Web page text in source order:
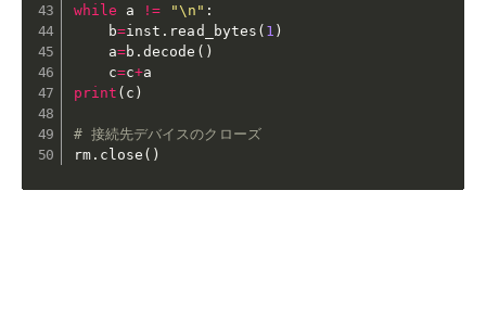
while a != "\n" :
	b
=inst . read_bytes ( 1 )
	a
=b . decode ( )
	c
=c+
print ( c )
# 接続先デバイスのクローズ
rm. close ( )